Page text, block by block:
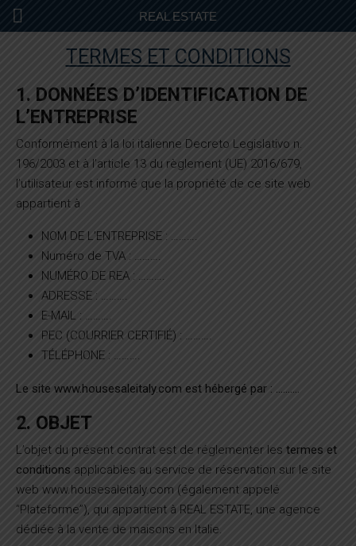
REAL ESTATE
TERMES ET CONDITIONS
1. DONNÉES D’IDENTIFICATION DE
L’ENTREPRISE
Conformément à la loi italienne Decreto Legislativo n.
196/2003 et à l’article 13 du règlement (UE) 2016/679,
l’utilisateur est informé que la propriété de ce site web
appartient à
NOM DE L’ENTREPRISE : ……….
Numéro de TVA : ……….
NUMÉRO DE REA : ……….
ADRESSE : ……….
E-MAIL : ……….
PEC (COURRIER CERTIFIÉ) : ……….
TÉLÉPHONE : ……….
Le site www.housesaleitaly.com est hébergé par : ……….
2. OBJET
L’objet du présent contrat est de réglementer les termes et
conditions applicables au service de réservation sur le site
web www.housesaleitaly.com (également appelé
“Plateforme”), qui appartient à REAL ESTATE, une agence
dédiée à la vente de maisons en Italie.